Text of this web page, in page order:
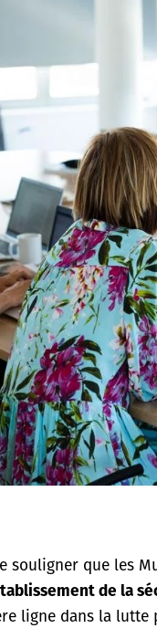
souligner que les
de la
ligne dans la lutte